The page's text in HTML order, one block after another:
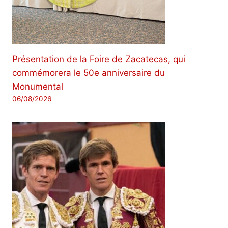
Présentation de la Foire de Zacatecas, qui
commémorera le 50e anniversaire du
Monumental
06/08/2026